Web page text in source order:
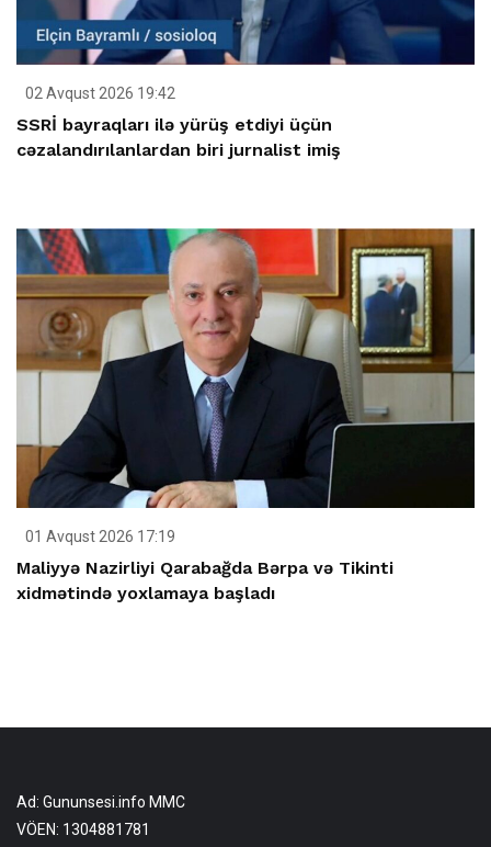
02 Avqust 2026 19:42
SSRİ bayraqları ilə yürüş etdiyi üçün
cəzalandırılanlardan biri jurnalist imiş
01 Avqust 2026 17:19
Maliyyə Nazirliyi Qarabağda Bərpa və Tikinti
xidmətində yoxlamaya başladı
Ad: Gununsesi.info MMC
VÖEN: 1304881781